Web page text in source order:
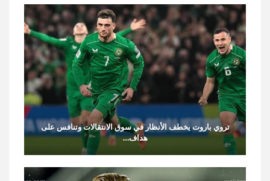
تروي باروت يخطف الأنظار في سوق الانتقالات وتنافس على
هداف…